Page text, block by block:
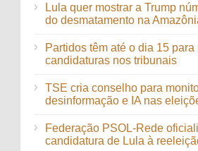
Lula quer mostrar a Trump
do desmatamento na
Partidos têm até o dia 15 para
candidaturas nos tribunais
TSE cria conselho para
desinformação e IA nas
Federação PSOL-Rede
candidatura de Lula à